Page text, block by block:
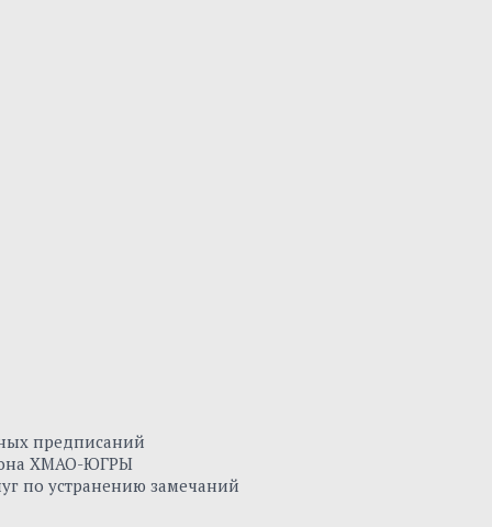
предписаний
ХМАО-ЮГРЫ
по устранению замечаний